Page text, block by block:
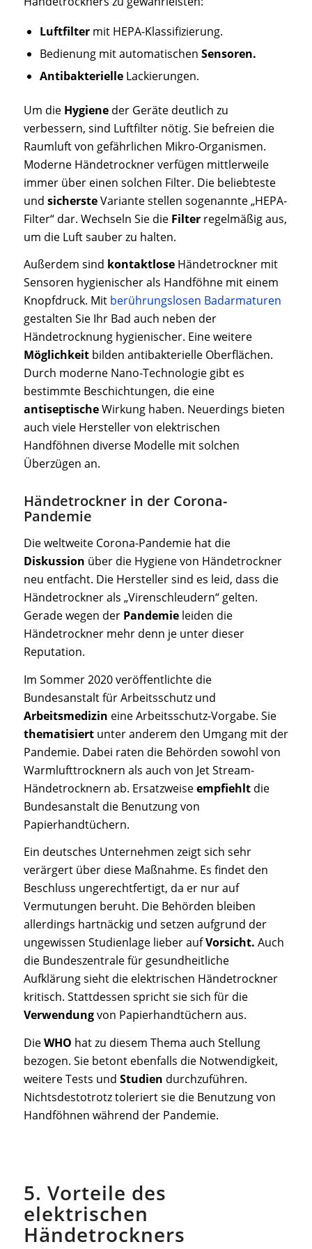
Luftfiltermit HEPA-Klassifizierung.
Bedienung mit automatischen Sensoren.
AntibakterielleLackierungen.
Um die Hygieneder Geräte deutlich zu
verbessern, sind Luftfilter nötig. Sie befreien die
Raumluft von gefährlichen Mikro-Organismen.
Moderne Händetrockner verfügen mittlerweile
immer über einen solchen Filter. Die beliebteste
und sichersteVariante stellen sogenannte „HEPA-
Filter“ dar. Wechseln Sie die Filterregelmäßig aus,
um die Luft sauber zu halten.
Außerdem sind kontaktloseHändetrockner mit
Sensoren hygienischer als Handföhne mit einem
Knopfdruck. Mit berührungslosen Badarmaturen
gestalten Sie Ihr Bad auch neben der
Händetrocknung hygienischer. Eine weitere
Möglichkeitbilden antibakterielle Oberflächen.
Durch moderne Nano-Technologie gibt es
bestimmte Beschichtungen, die eine
antiseptischeWirkung haben. Neuerdings bieten
auch viele Hersteller von elektrischen
Handföhnen diverse Modelle mit solchen
Überzügen an.
Händetrockner in der Corona-
Pandemie
Die weltweite Corona-Pandemie hat die
Diskussion über die Hygiene von Händetrockner
neu entfacht. Die Hersteller sind es leid, dass die
Händetrockner als „Virenschleudern“ gelten.
Gerade wegen der Pandemieleiden die
Händetrockner mehr denn je unter dieser
Reputation.
Im Sommer 2020 veröffentlichte die
Bundesanstalt für Arbeitsschutz und
Arbeitsmedizin eine Arbeitsschutz-Vorgabe. Sie
thematisiertunter anderem den Umgang mit der
Pandemie. Dabei raten die Behörden sowohl von
Warmlufttrocknern als auch von Jet Stream-
Händetrocknern ab. Ersatzweiseempfiehltdie
Bundesanstalt die Benutzung von
Papierhandtüchern.
Ein deutsches Unternehmen zeigt sich sehr
verärgert über diese Maßnahme. Es findet den
Beschluss ungerechtfertigt, da er nur auf
Vermutungen beruht. Die Behörden bleiben
allerdings hartnäckig und setzen aufgrund der
ungewissen Studienlage lieber aufVorsicht. Auch
die Bundeszentrale für gesundheitliche
Aufklärung sieht die elektrischen Händetrockner
kritisch. Stattdessen spricht sie sich für die
Verwendungvon Papierhandtüchern aus.
DieWHO hat zu diesem Thema auch Stellung
bezogen. Sie betont ebenfalls die Notwendigkeit,
weitere Tests und Studien durchzuführen.
Nichtsdestotrotz toleriert sie die Benutzung von
Handföhnen während der Pandemie.
5. Vorteile des
elektrischen
Händetrockners